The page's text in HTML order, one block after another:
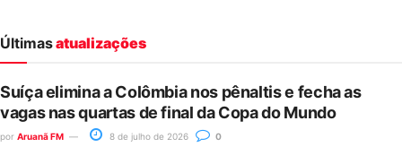
Últimasatualizações
Suíça elimina a Colômbia nos pênaltis e fecha as
vagas nas quartas de final da Copa do Mundo
por Aruanã FM 8 de julho de 2026 0